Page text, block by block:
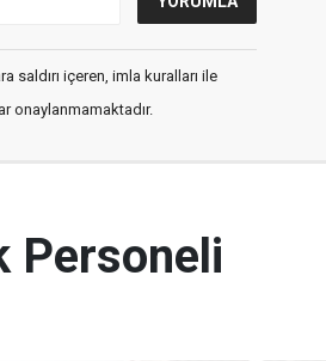
saldırı içeren, imla kuralları ile
onaylanmamaktadır.
Personeli